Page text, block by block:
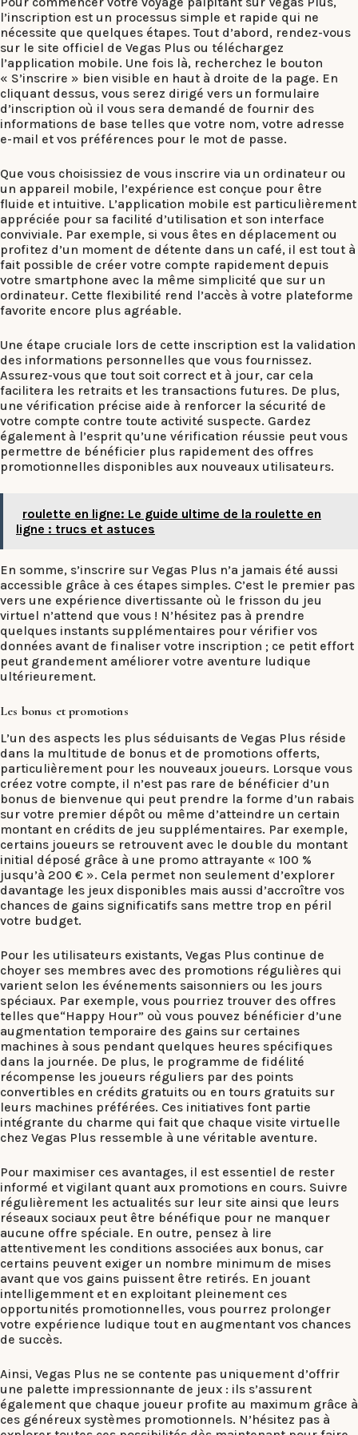
l’inscription est un processus simple et rapide qui ne
nécessite que quelques étapes. Tout d’abord, rendez-vous
sur le site officiel de Vegas Plus ou téléchargez
l’application mobile. Une fois là, recherchez le bouton
« S’inscrire » bien visible en haut à droite de la page. En
cliquant dessus, vous serez dirigé vers un formulaire
d’inscription où il vous sera demandé de fournir des
informations de base telles que votre nom, votre adresse
e-mail et vos préférences pour le mot de passe.
Que vous choisissiez de vous inscrire via un ordinateur ou
un appareil mobile, l’expérience est conçue pour être
fluide et intuitive. L’application mobile est particulièrement
appréciée pour sa facilité d’utilisation et son interface
conviviale. Par exemple, si vous êtes en déplacement ou
profitez d’un moment de détente dans un café, il est tout à
fait possible de créer votre compte rapidement depuis
votre smartphone avec la même simplicité que sur un
ordinateur. Cette flexibilité rend l’accès à votre plateforme
favorite encore plus agréable.
Une étape cruciale lors de cette inscription est la validation
des informations personnelles que vous fournissez.
Assurez-vous que tout soit correct et à jour, car cela
facilitera les retraits et les transactions futures. De plus,
une vérification précise aide à renforcer la sécurité de
votre compte contre toute activité suspecte. Gardez
également à l’esprit qu’une vérification réussie peut vous
permettre de bénéficier plus rapidement des offres
promotionnelles disponibles aux nouveaux utilisateurs.
roulette en ligne: Le guide ultime de la roulette en
ligne : trucs et astuces
En somme, s’inscrire sur Vegas Plus n’a jamais été aussi
accessible grâce à ces étapes simples. C’est le premier pas
vers une expérience divertissante où le frisson du jeu
virtuel n’attend que vous ! N’hésitez pas à prendre
quelques instants supplémentaires pour vérifier vos
données avant de finaliser votre inscription ; ce petit effort
peut grandement améliorer votre aventure ludique
ultérieurement.
Les bonus et promotions
L’un des aspects les plus séduisants de Vegas Plus réside
dans la multitude de bonus et de promotions offerts,
particulièrement pour les nouveaux joueurs. Lorsque vous
créez votre compte, il n’est pas rare de bénéficier d’un
bonus de bienvenue qui peut prendre la forme d’un rabais
sur votre premier dépôt ou même d’atteindre un certain
montant en crédits de jeu supplémentaires. Par exemple,
certains joueurs se retrouvent avec le double du montant
initial déposé grâce à une promo attrayante « 100 %
jusqu’à 200 € ». Cela permet non seulement d’explorer
davantage les jeux disponibles mais aussi d’accroître vos
chances de gains significatifs sans mettre trop en péril
votre budget.
Pour les utilisateurs existants, Vegas Plus continue de
choyer ses membres avec des promotions régulières qui
varient selon les événements saisonniers ou les jours
spéciaux. Par exemple, vous pourriez trouver des offres
telles que“Happy Hour” où vous pouvez bénéficier d’une
augmentation temporaire des gains sur certaines
machines à sous pendant quelques heures spécifiques
dans la journée. De plus, le programme de fidélité
récompense les joueurs réguliers par des points
convertibles en crédits gratuits ou en tours gratuits sur
leurs machines préférées. Ces initiatives font partie
intégrante du charme qui fait que chaque visite virtuelle
chez Vegas Plus ressemble à une véritable aventure.
Pour maximiser ces avantages, il est essentiel de rester
informé et vigilant quant aux promotions en cours. Suivre
régulièrement les actualités sur leur site ainsi que leurs
réseaux sociaux peut être bénéfique pour ne manquer
aucune offre spéciale. En outre, pensez à lire
attentivement les conditions associées aux bonus, car
certains peuvent exiger un nombre minimum de mises
avant que vos gains puissent être retirés. En jouant
intelligemment et en exploitant pleinement ces
opportunités promotionnelles, vous pourrez prolonger
votre expérience ludique tout en augmentant vos chances
de succès.
Ainsi, Vegas Plus ne se contente pas uniquement d’offrir
une palette impressionnante de jeux : ils s’assurent
également que chaque joueur profite au maximum grâce à
ces généreux systèmes promotionnels. N’hésitez pas à